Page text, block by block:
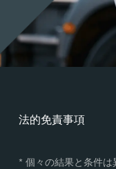
法的免責事項
* 個々の結果と条件は